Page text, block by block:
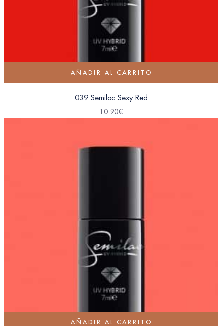
AÑADIR AL CARRITO
039 Semilac Sexy Red
10.90€
AÑADIR AL CARRITO